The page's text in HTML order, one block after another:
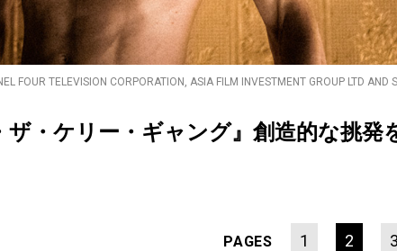
FOUR TELEVISION CORPORATION, ASIA FILM INVESTMENT GROUP LTD AND
ザ・ケリー・ギャング』創造的な挑発
PAGES 1 2 3